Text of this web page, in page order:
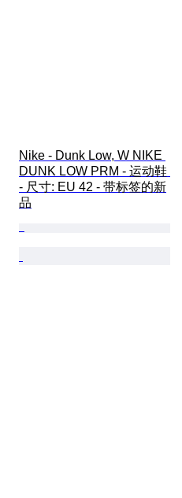
Nike - Dunk Low, W NIKE
DUNK LOW PRM - 运动鞋
- 尺寸: EU 42 - 带标签的新
品